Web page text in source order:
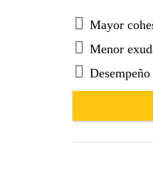
Mayor
Menor